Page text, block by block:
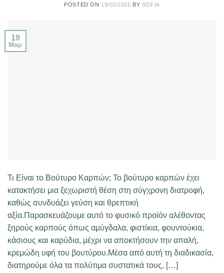
POSTED ON 19/03/2025 BY SOFIA
19
Μαρ
Τι Είναι το Βούτυρο Καρπών; Το βούτυρο καρπών έχει
κατακτήσει μια ξεχωριστή θέση στη σύγχρονη διατροφή,
καθώς συνδυάζει γεύση και θρεπτική
αξία.Παρασκευάζουμε αυτό το φυσικό προϊόν αλέθοντας
ξηρούς καρπούς όπως αμύγδαλα, φιστίκια, φουντούκια,
κάσιους και καρύδια, μέχρι να αποκτήσουν την απαλή,
κρεμώδη υφή του βουτύρου.Μέσα από αυτή τη διαδικασία,
διατηρούμε όλα τα πολύτιμα συστατικά τους, […]